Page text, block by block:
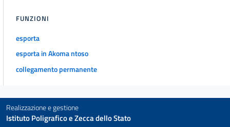
FUNZIONI
esporta
esporta in Akoma ntoso
collegamento permanente
Realizzazione e gestione
Istituto Poligrafico e Zecca dello Stato